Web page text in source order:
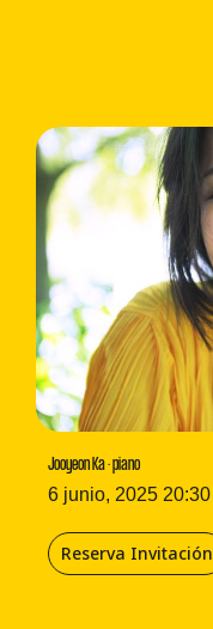
Jooyeon Ka · piano
6 junio, 2025 20:30
Reserva Invitación